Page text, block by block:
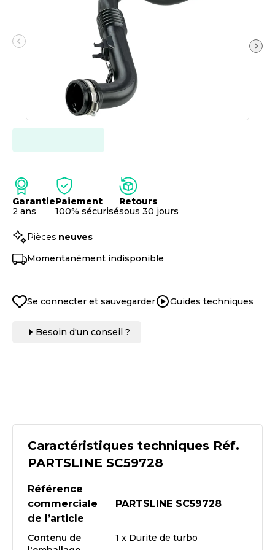
Caractéristiques techniques Réf.
PARTSLINE SC59728
Référence
commerciale
de l’article
PARTSLINE SC59728
Contenu de
1 x Durite de turbo
Garantie
2 ans
Paiement
100% sécurisé
Retours
sous 30 jours
Pièces neuves
Momentanément indisponible
Se connecter et sauvegarder Guides techniques
Besoin d'un conseil ?